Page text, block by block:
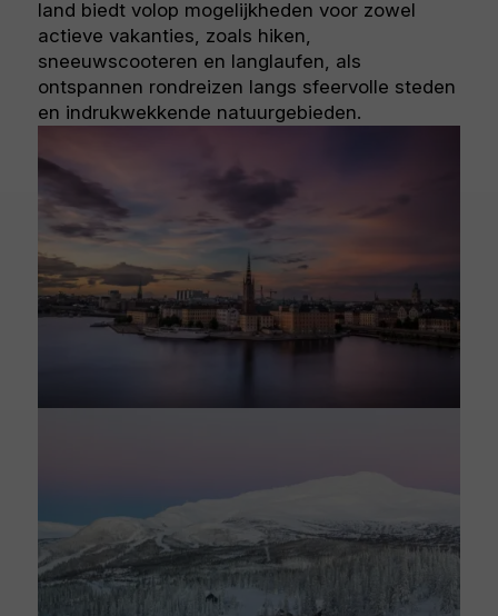
land biedt volop mogelijkheden voor zowel
actieve vakanties, zoals hiken,
sneeuwscooteren en langlaufen, als
ontspannen rondreizen langs sfeervolle steden
en indrukwekkende natuurgebieden.